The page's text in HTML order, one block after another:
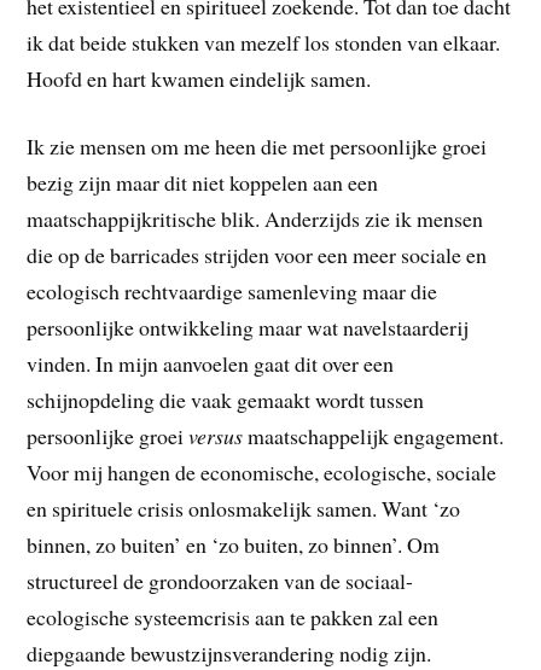
ik dat beide stukken van mezelf los stonden van elkaar.
Hoofd en hart kwamen eindelijk samen.
Ik zie mensen om me heen die met persoonlijke groei
bezig zijn maar dit niet koppelen aan een
maatschappijkritische blik. Anderzijds zie ik mensen
die op de barricades strijden voor een meer sociale en
ecologisch rechtvaardige samenleving maar die
persoonlijke ontwikkeling maar wat navelstaarderij
vinden. In mijn aanvoelen gaat dit over een
schijnopdeling die vaak gemaakt wordt tussen
persoonlijke groeiversusmaatschappelijk engagement.
Voor mij hangen de economische, ecologische, sociale
en spirituele crisis onlosmakelijk samen. Want ‘zo
binnen, zo buiten’ en ‘zo buiten, zo binnen’. Om
structureel de grondoorzaken van de sociaal-
ecologische systeemcrisis aan te pakken zal een
diepgaande bewustzijnsverandering nodig zijn.